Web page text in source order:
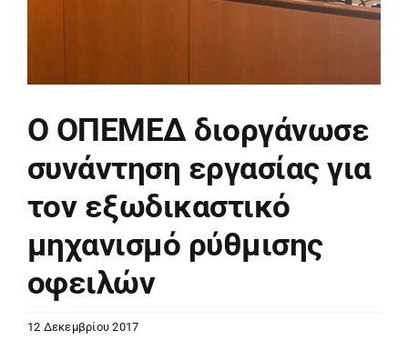
Ο ΟΠΕΜΕΔ διοργάνωσε
συνάντηση εργασίας για
τον εξωδικαστικό
μηχανισμό ρύθμισης
οφειλών
12 Δεκεμβρίου 2017